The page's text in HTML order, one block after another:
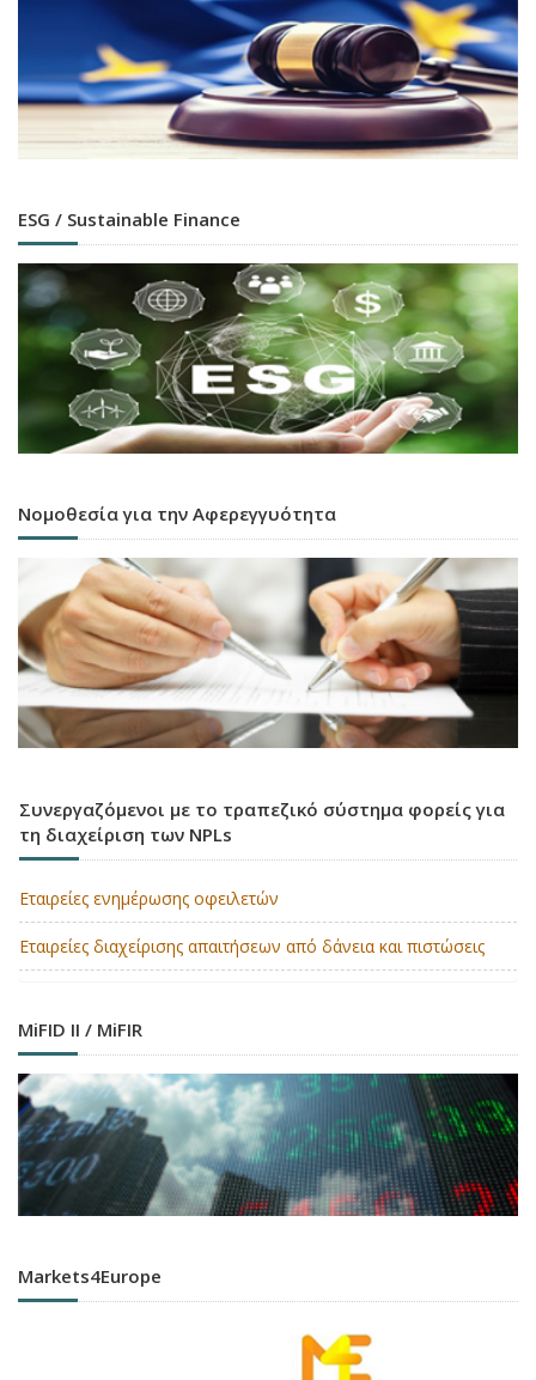
ESG / Sustainable Finance
Νομοθεσία για την Αφερεγγυότητα
Συνεργαζόμενοι με το τραπεζικό σύστημα φορείς για
τη διαχείριση των NPLs
Εταιρείες ενημέρωσης οφειλετών
Εταιρείες διαχείρισης απαιτήσεων από δάνεια και πιστώσεις
MiFID II / MiFIR
Markets4Europe